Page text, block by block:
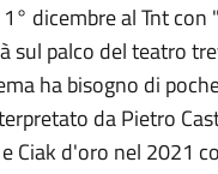
dicembre al Tnt con
sul palco del teatro
ha bisogno di
da Pietro
Ciak d'oro nel 2021